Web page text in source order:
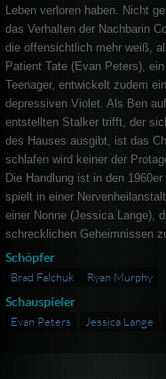
Leben verloren haben. Nicht
das Verhalten der Nachbarin
die offensichtlich mehr weiß,
Patient Tate (Evan Peters),
Teenager, entwickelt zudem
depressiven Violet. Als Ben
entstellten Stalker trifft, der
des Hauses ausgibt, ist das
schlafen wird keiner der
Die Handlung ist in den
spielt in einer
einer Nonne (Jessica Lange),
schrecklichen Geheimnissen
Schöpfer
Brad Falchuk Ryan Murphy
Schauspieler
Evan Peters Jessica Lange